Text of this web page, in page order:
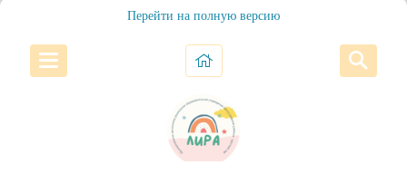
Перейти на полную версию